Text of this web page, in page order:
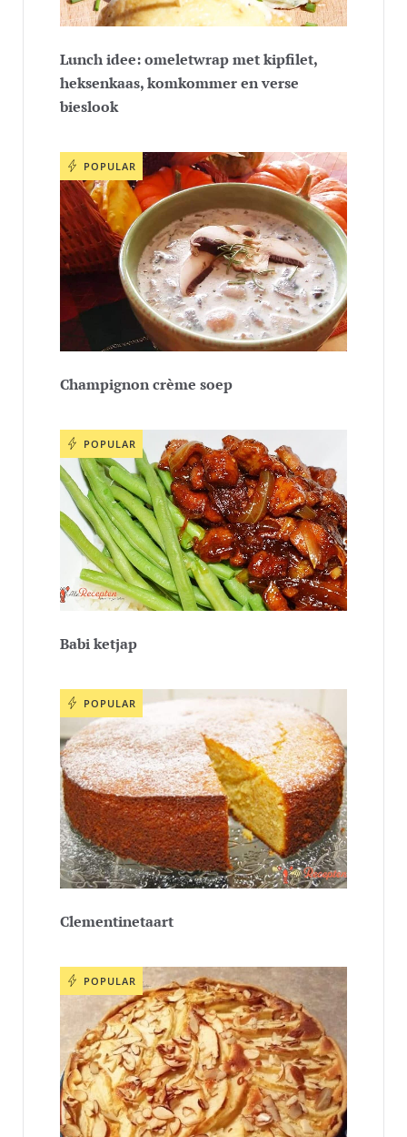
Lunch idee: omeletwrap met kipfilet,
heksenkaas, komkommer en verse
bieslook
POPULAR
Champignon crème soep
POPULAR
Babi ketjap
POPULAR
Clementinetaart
POPULAR